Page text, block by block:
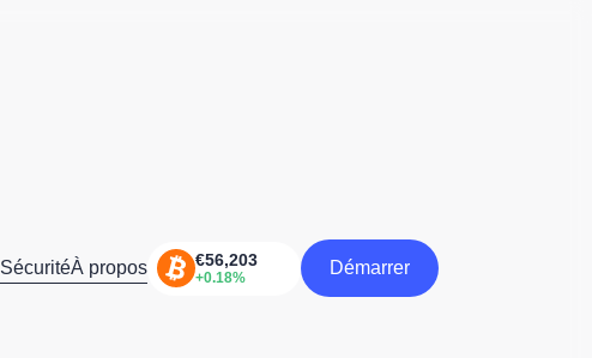
SécuritéÀ propos
Démarrer
Démarrer